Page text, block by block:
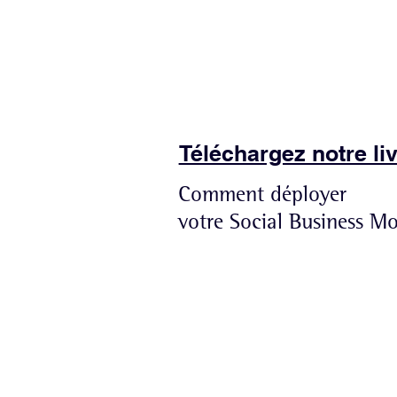
Téléchargez notre
Comment déployer
votre Social Business